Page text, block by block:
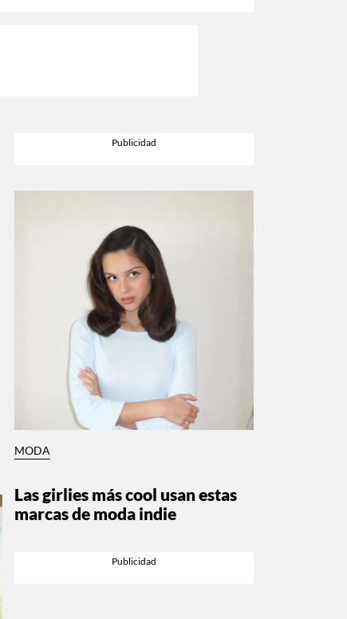
MODA
Las girlies más cool usan estas
marcas de moda indie